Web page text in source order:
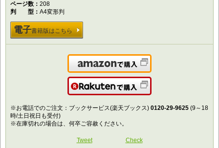
ページ数
208
判型A4変形判
電子書籍版はこちら
Amazonで購入
楽天で購入
※お電話でのご注文：ブックサービス(楽天ブックス) 0120-29-9625 (9～18
時/土日祝日も受付)
※在庫切れの場合は、何卒ご容赦ください。
Tweet Check